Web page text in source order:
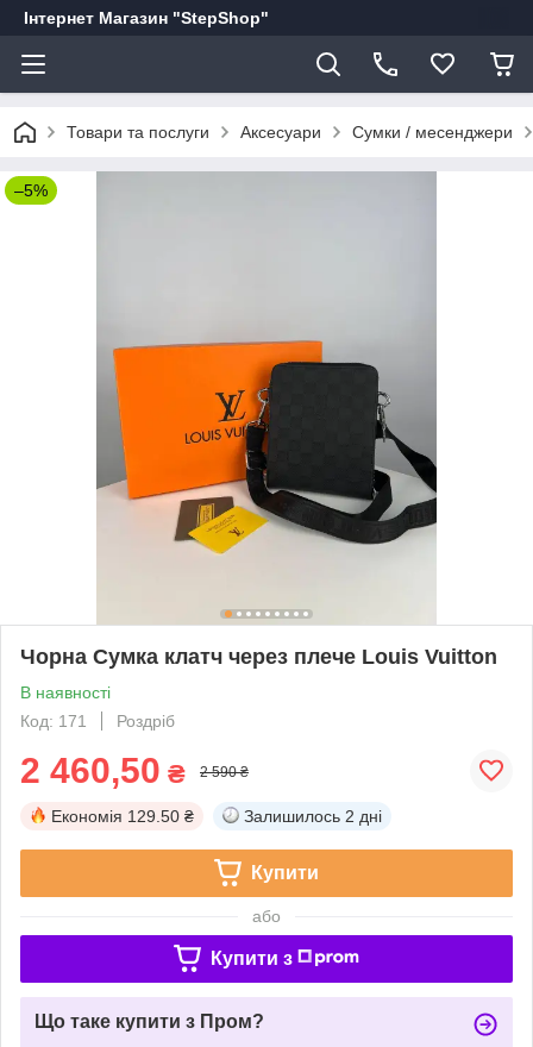
Інтернет Магазин "StepShop"
Товари та послуги Аксесуари Сумки / месенджери
–5%
Чорна Сумка клатч через плече Louis Vuitton
В наявності
Код: 171
Роздріб
2 460,50 ₴ 2 590 ₴
Економія 129.50 ₴ Залишилось 2 дні
Купити
або
Купити з
Що таке купити з Пром?